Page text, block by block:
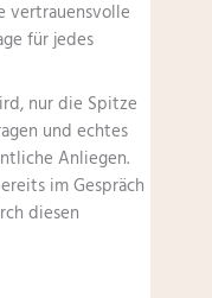
vertrauensvolle
für jedes
nur die Spitze
und echtes
Anliegen.
im Gespräch
diesen